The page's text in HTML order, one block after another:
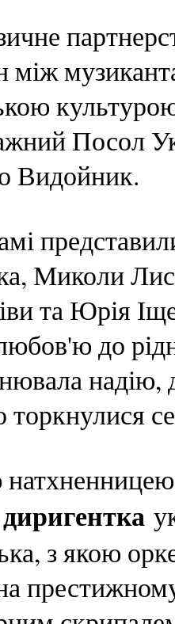
між
Посол
Видойник.
Миколи
та Юрія
до
надію,
диригентка
з якою